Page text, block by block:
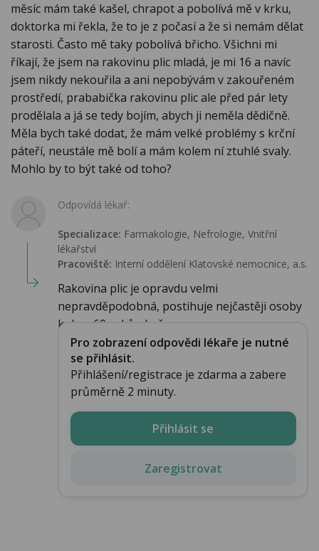
měsíc mám také kašel, chrapot a pobolívá mě v krku,
doktorka mi řekla, že to je z počasí a že si nemám dělat
starosti. Často mě taky pobolívá břicho. Všichni mi
říkají, že jsem na rakovinu plic mladá, je mi 16 a navíc
jsem nikdy nekouřila a ani nepobývám v zakouřeném
prostředí, prababička rakovinu plic ale před pár lety
prodělala a já se tedy bojím, abych ji neměla dědičně.
Měla bych také dodat, že mám velké problémy s krční
páteří, neustále mě bolí a mám kolem ní ztuhlé svaly.
Mohlo by to být také od toho?
Odpovídá lékař:
Specializace: Farmakologie‎, Nefrologie, Vnitřní
lékařství
Pracoviště: Interní oddělení Klatovské nemocnice, a.s.
Rakovina plic je opravdu velmi
nepravděpodobná, postihuje nejčastěji osoby
kolem 60 roků - kuř...
Pro zobrazení odpovědi lékaře je nutné
se přihlásit.
Přihlášení/registrace je zdarma a zabere
průměrně 2 minuty.
Přihlásit se
Zaregistrovat